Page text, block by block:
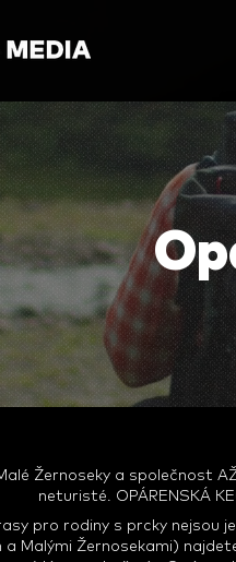
Žernoseky a společnost
neturisté. OPÁRENSKÁ
pro rodiny s prcky nejsou
a Malými Žernosekami)